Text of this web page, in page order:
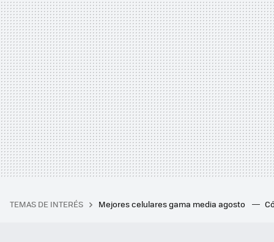
TEMAS DE INTERÉS Mejores celulares gama media agosto